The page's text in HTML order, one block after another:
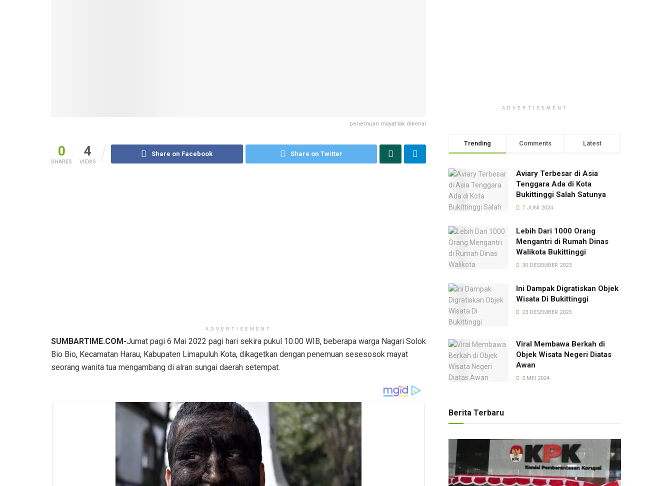
penemuan mayat tak dikenal
0
SHARES
4
VIEWS
Share on Facebook Share on Twitter
ADVERTISEMENT
SUMBARTIME.COM-Jumat pagi 6 Mai 2022 pagi hari sekira pukul 10.00 WIB, beberapa warga Nagari Solok
Bio Bio, Kecamatan Harau, Kabupaten Limapuluh Kota, dikagetkan dengan penemuan sesesosok mayat
seorang wanita tua mengambang di alran sungai daerah setempat.
ADVERTISEMENT
Trending Comments Latest
Aviary Terbesar di Asia
Tenggara Ada di Kota
Bukittinggi Salah Satunya
7 JUNI 2024
Lebih Dari 1000 Orang
Mengantri di Rumah Dinas
Walikota Bukittinggi
30 DESEMBER 2023
Ini Dampak Digratiskan Objek
Wisata Di Bukittinggi
23 DESEMBER 2023
Viral Membawa Berkah di
Objek Wisata Negeri Diatas
Awan
5 MEI 2024
Berita Terbaru